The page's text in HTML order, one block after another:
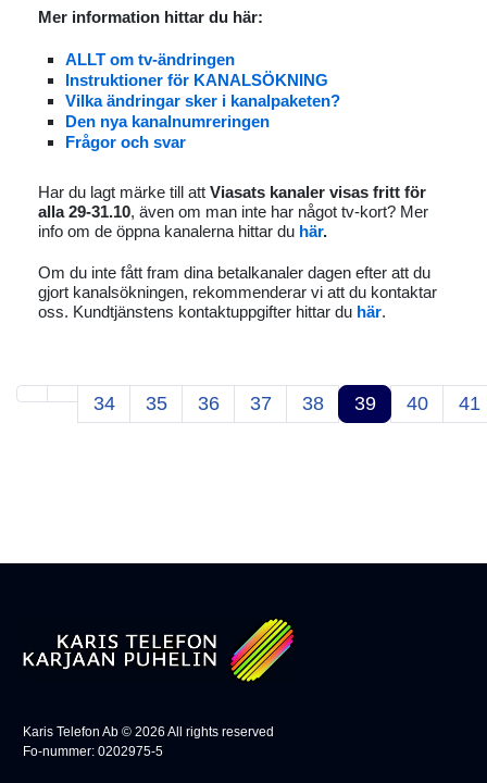
Mer information hittar du här:
ALLT om tv-ändringen
Instruktioner för KANALSÖKNING
Vilka ändringar sker i kanalpaketen?
Den nya kanalnumreringen
Frågor och svar
Har du lagt märke till att Viasats kanaler visas fritt för
alla 29-31.10, även om man inte har något tv-kort? Mer
info om de öppna kanalerna hittar du här.
Om du inte fått fram dina betalkanaler dagen efter att du
gjort kanalsökningen, rekommenderar vi att du kontaktar
oss. Kundtjänstens kontaktuppgifter hittar du här.
34 35 36 37 38 39 40 41
Karis Telefon Ab ©2026 All rights reserved
Fo-nummer: 0202975-5